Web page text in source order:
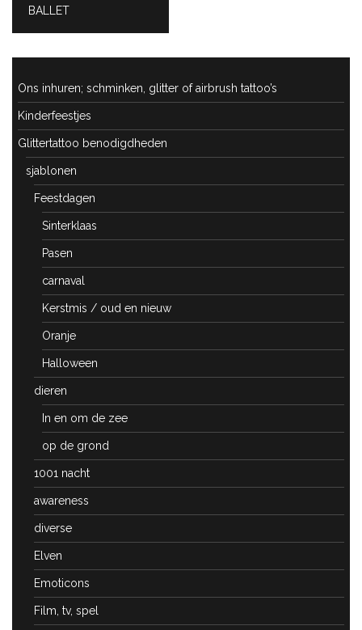
PREVIOUS
BALLET
Ons inhuren; schminken, glitter of airbrush tattoo’s
Kinderfeestjes
Glittertattoo benodigdheden
sjablonen
Feestdagen
Sinterklaas
Pasen
carnaval
Kerstmis / oud en nieuw
Oranje
Halloween
dieren
In en om de zee
op de grond
1001 nacht
awareness
diverse
Elven
Emoticons
Film, tv, spel